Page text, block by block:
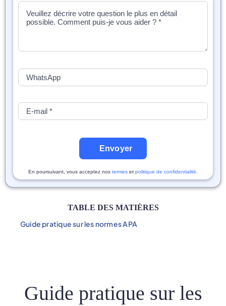
🎓
👩‍🏫
Envoyer
En poursuivant, vous acceptez nos termes et politique de confidentialité
TABLE DES MATIÈRES
Guide pratique sur les normes APA
Guide pratique sur les